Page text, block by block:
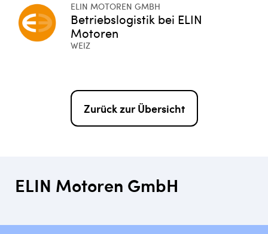
ELIN MOTOREN GMBH
Betriebslogistik bei ELIN
Motoren
WEIZ
Zurück zur Übersicht
ELIN Motoren GmbH